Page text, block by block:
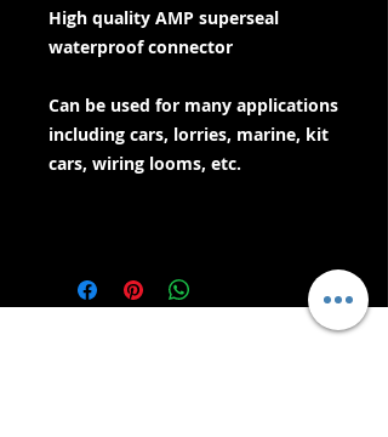
High quality AMP superseal
waterproof connector
Can be used for many applications
including cars, lorries, marine, kit
cars, wiring looms, etc.
Bezpečné nakupování: